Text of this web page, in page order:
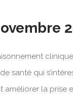
santé qui
améliorer la prise